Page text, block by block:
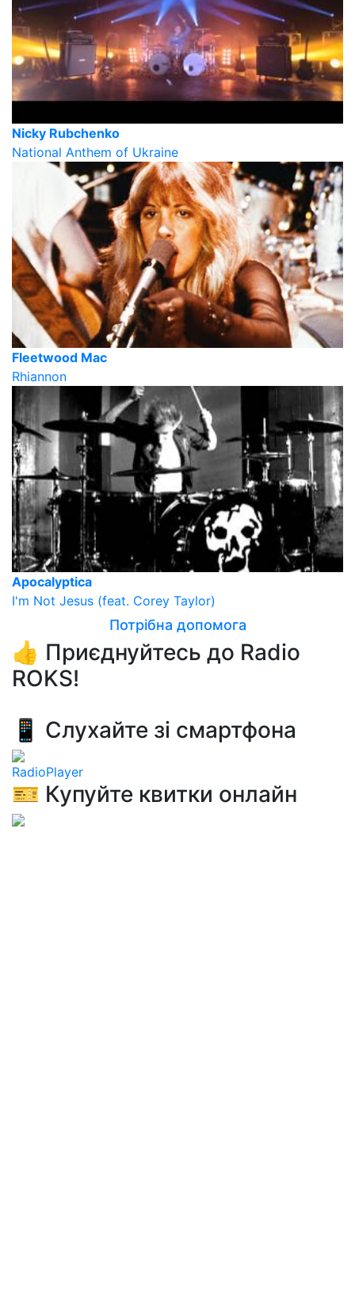
Nicky Rubchenko
National Anthem of Ukraine
Fleetwood Mac
Rhiannon
Apocalyptica
I'm Not Jesus (feat. Corey Taylor)
Потрібна допомога
👍 Приєднуйтесь до Radio
ROKS!
📱 Слухайте зі смартфона
RadioPlayer
🎫 Купуйте квитки онлайн